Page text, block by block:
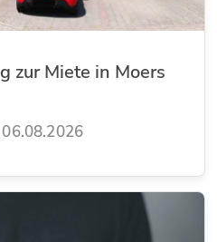
zur Miete in Moers
06.08.2026